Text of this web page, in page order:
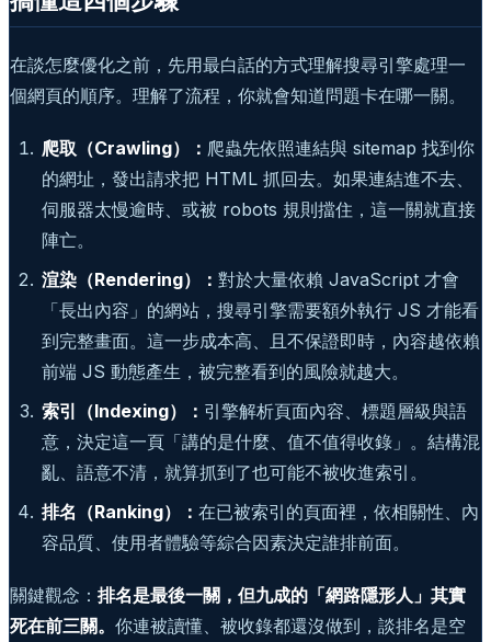
在談怎麼優化之前，先用最白話的方式理解搜尋引擎處理一
個網頁的順序。理解了流程，你就會知道問題卡在哪一關。
爬取（Crawling）： 爬蟲先依照連結與 sitemap 找到你
的網址，發出請求把 HTML 抓回去。如果連結進不去、
伺服器太慢逾時、或被 robots 規則擋住，這一關就直接
陣亡。
渲染（Rendering）： 對於大量依賴 JavaScript 才會
「長出內容」的網站，搜尋引擎需要額外執行 JS 才能看
到完整畫面。這一步成本高、且不保證即時，內容越依賴
前端 JS 動態產生，被完整看到的風險就越大。
索引（Indexing）： 引擎解析頁面內容、標題層級與語
意，決定這一頁「講的是什麼、值不值得收錄」。結構混
亂、語意不清，就算抓到了也可能不被收進索引。
排名（Ranking）： 在已被索引的頁面裡，依相關性、內
容品質、使用者體驗等綜合因素決定誰排前面。
關鍵觀念： 排名是最後一關，但九成的「網路隱形人」其實
死在前三關。 你連被讀懂、被收錄都還沒做到，談排名是空